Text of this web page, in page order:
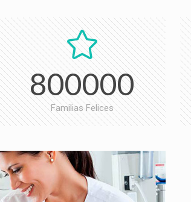
800000
Familias Felices